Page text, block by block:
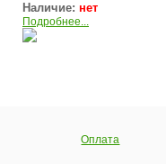
Наличие: нет
Подробнее...
Оплата